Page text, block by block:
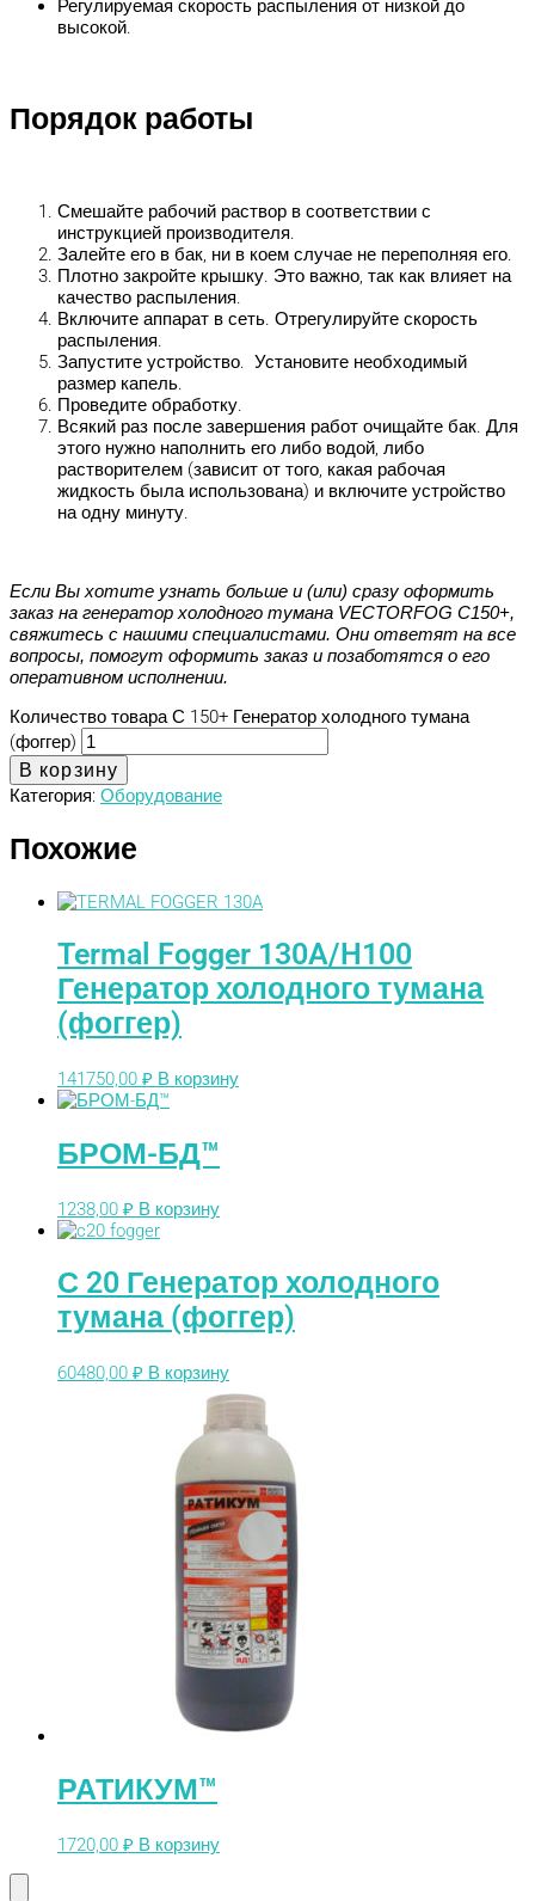
Регулируемая скорость распыления от низкой до
высокой.
Порядок работы
Смешайте рабочий раствор в соответствии с
инструкцией производителя.
Залейте его в бак, ни в коем случае не переполняя его.
Плотно закройте крышку. Это важно, так как влияет на
качество распыления.
Включите аппарат в сеть. Отрегулируйте скорость
распыления.
Запустите устройство. Установите необходимый
размер капель.
Проведите обработку.
Всякий раз после завершения работ очищайте бак. Для
этого нужно наполнить его либо водой, либо
растворителем (зависит от того, какая рабочая
жидкость была использована) и включите устройство
на одну минуту.
Если Вы хотите узнать больше и (или) сразу оформить
заказ на генератор холодного тумана VECTORFOG С150+,
свяжитесь с нашими специалистами. Они ответят на все
вопросы, помогут оформить заказ и позаботятся о его
оперативном исполнении.
Количество товара С 150+ Генератор холодного тумана
(фоггер)
В корзину
Категория: Оборудование
Похожие
Termal Fogger 130A/H100
Генератор холодного тумана
(фоггер)
141750,00 ₽ В корзину
БРОМ-БД™
1238,00 ₽ В корзину
С 20 Генератор холодного
тумана (фоггер)
60480,00 ₽ В корзину
РАТИКУМ™
1720,00 ₽ В корзину